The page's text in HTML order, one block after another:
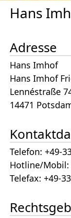
Hans
Adresse
Hans Imhof
Hans Imhof
Lennéstraße
14471
Telefon: +49-
Hotline/Mobil:
Telefax: +49-